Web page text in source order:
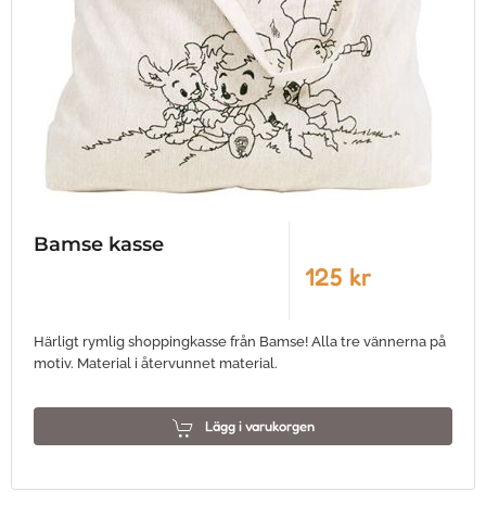
Bamse kasse
125 kr
Härligt rymlig shoppingkasse från Bamse! Alla tre vännerna på
motiv. Material i återvunnet material.
Lägg i varukorgen